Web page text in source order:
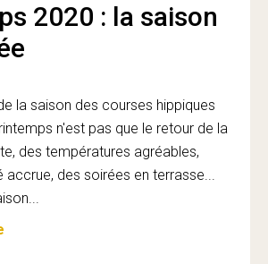
2020 : la saison
la saison des courses hippiques
n'est pas que le retour de la
des températures agréables,
accrue, des soirées en terrasse...